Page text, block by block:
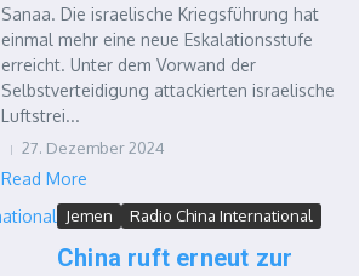
Sanaa. Die israelische Kriegsführung hat
einmal mehr eine neue Eskalationsstufe
erreicht. Unter dem Vorwand der
Selbstverteidigung attackierten israelische
Luftstrei...
27. Dezember 2024
Read More
Jemen Radio China International
China ruft erneut zur